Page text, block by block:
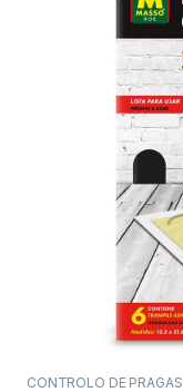
CONTROLO DE PRAGAS